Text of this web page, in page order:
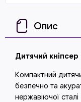
Опис
Дитячий кніпсер
Компактний
безпечно та
нержавіючої